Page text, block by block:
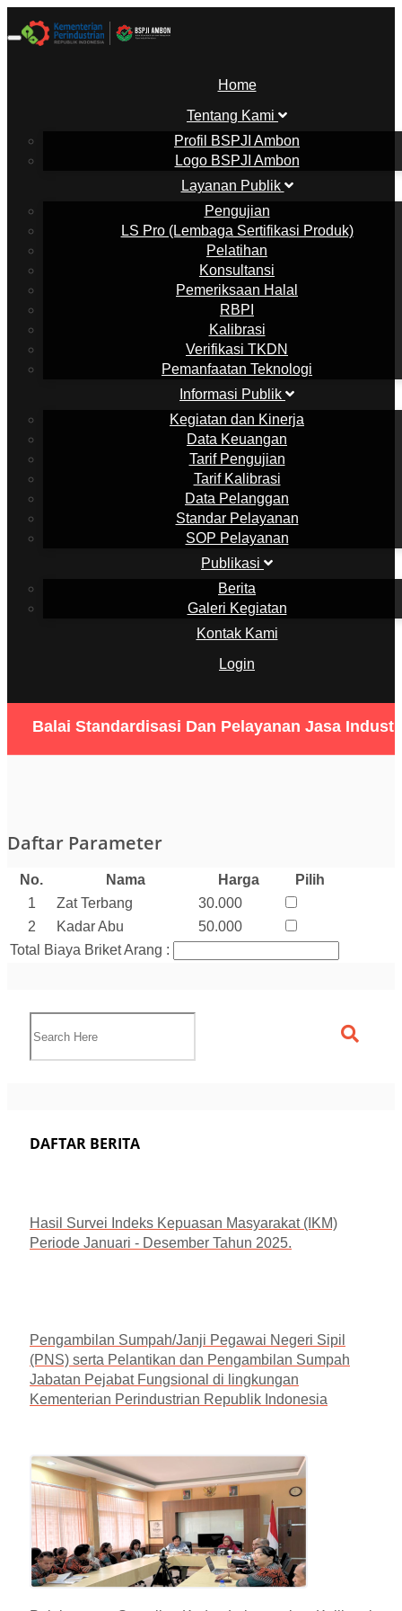
Toggle
Home
Tentang Kami
Profil BSPJI Ambon
Logo BSPJI Ambon
Layanan Publik
Pengujian
LS Pro (Lembaga Sertifikasi Produk)
Pelatihan
Konsultansi
Pemeriksaan Halal
RBPI
Kalibrasi
Verifikasi TKDN
Pemanfaatan Teknologi
Informasi Publik
Kegiatan dan Kinerja
Data Keuangan
Tarif Pengujian
Tarif Kalibrasi
Data Pelanggan
Standar Pelayanan
SOP Pelayanan
Publikasi
Berita
Galeri Kegiatan
Kontak Kami
Login
Balai Standardisasi Dan Pelayanan Jasa Industri
Daftar Parameter
No. Nama Harga
Pilih
1
Zat Terbang
30.000
2
Kadar Abu
50.000
Total Biaya Briket Arang :
DAFTAR BERITA
Hasil Survei Indeks Kepuasan Masyarakat (IKM)
Periode Januari - Desember Tahun 2025.
Pengambilan Sumpah/Janji Pegawai Negeri Sipil
(PNS) serta Pelantikan dan Pengambilan Sumpah
Jabatan Pejabat Fungsional di lingkungan
Kementerian Perindustrian Republik Indonesia